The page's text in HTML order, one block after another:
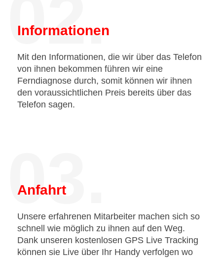
02.
Informationen
Mit den Informationen, die wir über das Telefon
von ihnen bekommen führen wir eine
Ferndiagnose durch, somit können wir ihnen
den voraussichtlichen Preis bereits über das
Telefon sagen.
03.
Anfahrt
Unsere erfahrenen Mitarbeiter machen sich so
schnell wie möglich zu ihnen auf den Weg.
Dank unseren kostenlosen GPS Live Tracking
können sie Live über Ihr Handy verfolgen wo